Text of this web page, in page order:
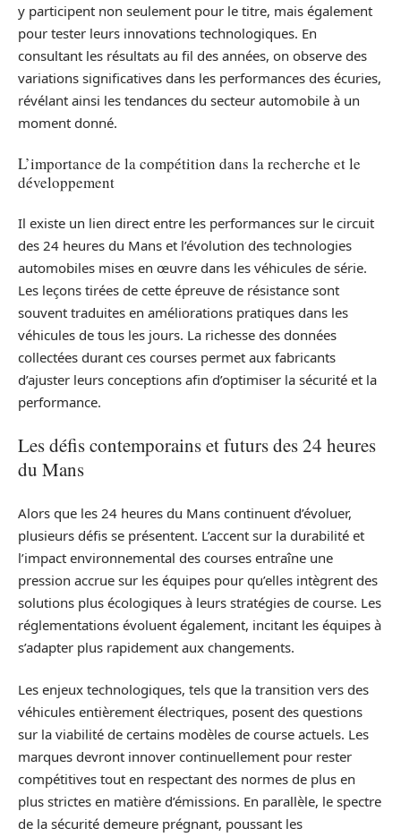
y participent non seulement pour le titre, mais également
pour tester leurs innovations technologiques. En
consultant les résultats au fil des années, on observe des
variations significatives dans les performances des écuries,
révélant ainsi les tendances du secteur automobile à un
moment donné.
L’importance de la compétition dans la recherche et le
développement
Il existe un lien direct entre les performances sur le circuit
des 24 heures du Mans et l’évolution des technologies
automobiles mises en œuvre dans les véhicules de série.
Les leçons tirées de cette épreuve de résistance sont
souvent traduites en améliorations pratiques dans les
véhicules de tous les jours. La richesse des données
collectées durant ces courses permet aux fabricants
d’ajuster leurs conceptions afin d’optimiser la sécurité et la
performance.
Les défis contemporains et futurs des 24 heures
du Mans
Alors que les 24 heures du Mans continuent d’évoluer,
plusieurs défis se présentent. L’accent sur la durabilité et
l’impact environnemental des courses entraîne une
pression accrue sur les équipes pour qu’elles intègrent des
solutions plus écologiques à leurs stratégies de course. Les
réglementations évoluent également, incitant les équipes à
s’adapter plus rapidement aux changements.
Les enjeux technologiques, tels que la transition vers des
véhicules entièrement électriques, posent des questions
sur la viabilité de certains modèles de course actuels. Les
marques devront innover continuellement pour rester
compétitives tout en respectant des normes de plus en
plus strictes en matière d’émissions. En parallèle, le spectre
de la sécurité demeure prégnant, poussant les